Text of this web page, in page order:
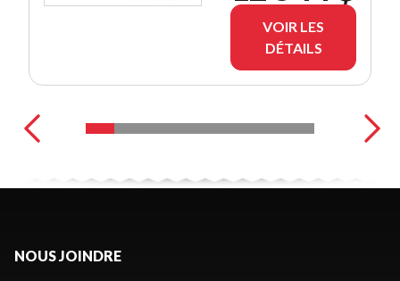
VOIR LES
DÉTAILS
NOUS JOINDRE